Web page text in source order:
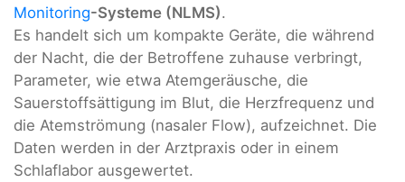
Monitoring-Systeme (NLMS).
Es handelt sich um kompakte Geräte, die während
der Nacht, die der Betroffene zuhause verbringt,
Parameter, wie etwa Atemgeräusche, die
Sauerstoffsättigung im Blut, die Herzfrequenz und
die Atemströmung (nasaler Flow), aufzeichnet. Die
Daten werden in der Arztpraxis oder in einem
Schlaflabor ausgewertet.